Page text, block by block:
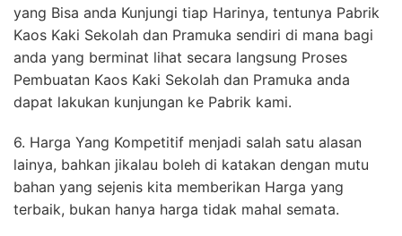
yang Bisa anda Kunjungi tiap Harinya, tentunya Pabrik
Kaos Kaki Sekolah dan Pramuka sendiri di mana bagi
anda yang berminat lihat secara langsung Proses
Pembuatan Kaos Kaki Sekolah dan Pramuka anda
dapat lakukan kunjungan ke Pabrik kami.
6. Harga Yang Kompetitif menjadi salah satu alasan
lainya, bahkan jikalau boleh di katakan dengan mutu
bahan yang sejenis kita memberikan Harga yang
terbaik, bukan hanya harga tidak mahal semata.